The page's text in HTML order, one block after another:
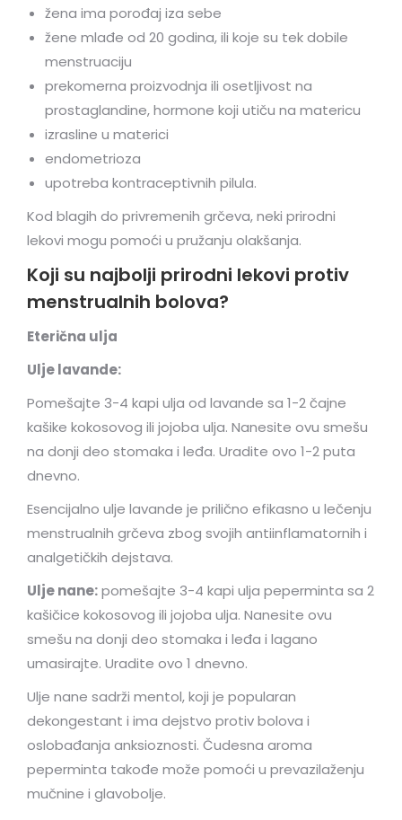
žena ima porođaj iza sebe
žene mlađe od 20 godina, ili koje su tek dobile
menstruaciju
prekomerna proizvodnja ili osetljivost na
prostaglandine, hormone koji utiču na matericu
izrasline u materici
endometrioza
upotreba kontraceptivnih pilula.
Kod blagih do privremenih grčeva, neki prirodni
lekovi mogu pomoći u pružanju olakšanja.
Koji su najbolji prirodni lekovi protiv
menstrualnih bolova?
Eterična ulja
Ulje lavande:
Pomešajte 3-4 kapi ulja od lavande sa 1-2 čajne
kašike kokosovog ili jojoba ulja. Nanesite ovu smešu
na donji deo stomaka i leđa. Uradite ovo 1-2 puta
dnevno.
Esencijalno ulje lavande je prilično efikasno u lečenju
menstrualnih grčeva zbog svojih antiinflamatornih i
analgetičkih dejstava.
Ulje nane:pomešajte 3-4 kapi ulja peperminta sa 2
kašičice kokosovog ili jojoba ulja. Nanesite ovu
smešu na donji deo stomaka i leđa i lagano
umasirajte. Uradite ovo 1 dnevno.
Ulje nane sadrži mentol, koji je popularan
dekongestant i ima dejstvo protiv bolova i
oslobađanja anksioznosti. Čudesna aroma
peperminta takođe može pomoći u prevazilaženju
mučnine i glavobolje.